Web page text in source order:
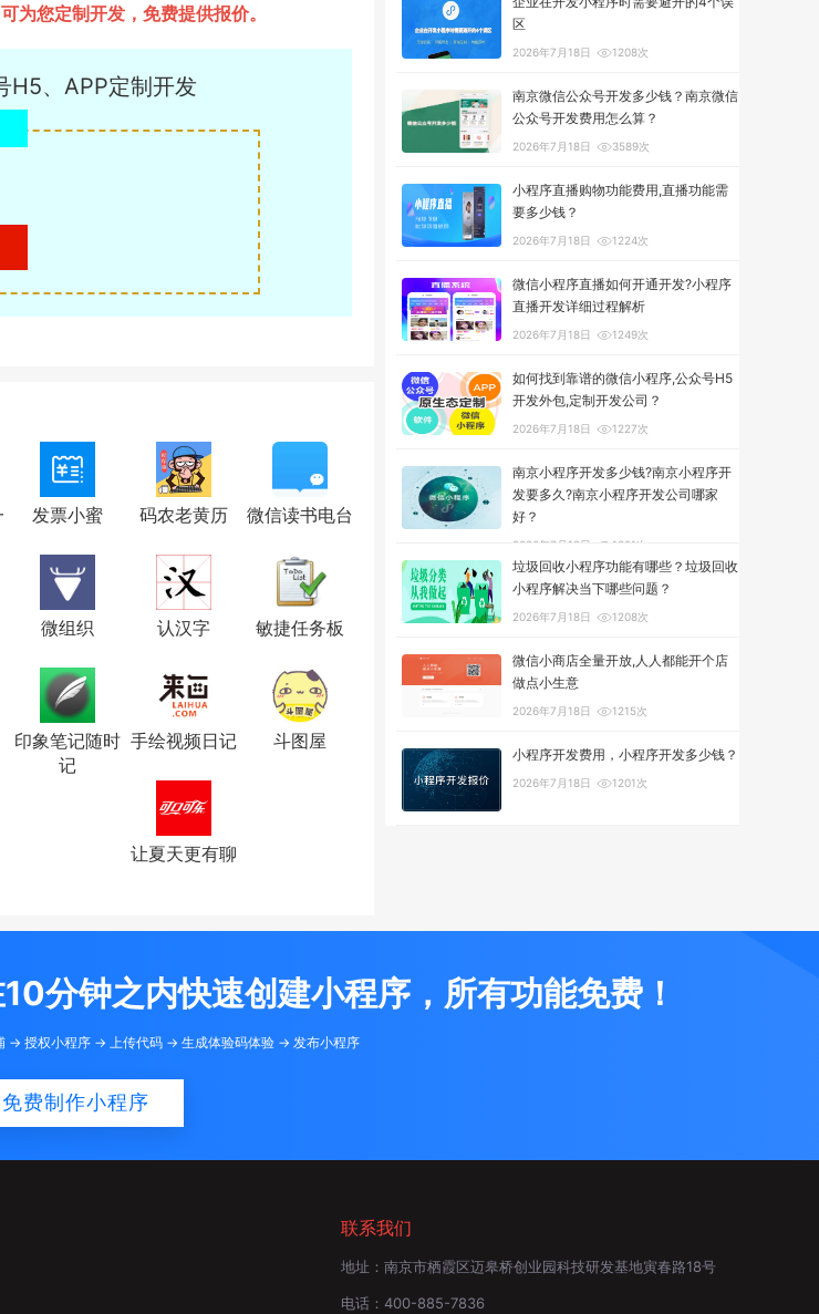
您定制开发，免费提供报价。
H5、APP定制开发
发票小蜜 码农老黄历 微信读书电台
微组织 认汉字 敏捷任务板
印象笔记随时
记
手绘视频日记 斗图屋
让夏天更有聊
区
2026年7月18日 1208次
南京微信公众号开发多少钱？南京微信
公众号开发费用怎么算？
2026年7月18日 3589次
小程序直播购物功能费用,直播功能需
要多少钱？
2026年7月18日 1224次
微信小程序直播如何开通开发?小程序
直播开发详细过程解析
2026年7月18日 1249次
如何找到靠谱的微信小程序,公众号H5
开发外包,定制开发公司？
2026年7月18日 1227次
南京小程序开发多少钱?南京小程序开
发要多久?南京小程序开发公司哪家
好？
2026年7月18日 1301次
垃圾回收小程序功能有哪些？垃圾回收
小程序解决当下哪些问题？
2026年7月18日 1208次
微信小商店全量开放,人人都能开个店
做点小生意
2026年7月18日 1215次
小程序开发费用，小程序开发多少钱？
2026年7月18日 1201次
分钟之内快速创建小程序，所有功能免费！
-> 授权小程序 -> 上传代码 -> 生成体验码体验 -> 发布小程序
免费制作小程序
联系我们
地址： 南京市栖霞区迈皋桥创业园科技研发基地寅春路18号
电话： 400-885-7836